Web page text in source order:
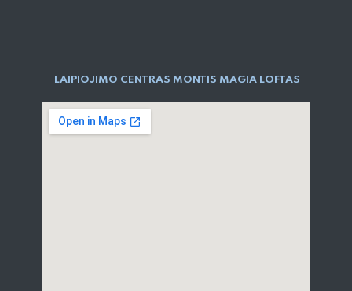
LAIPIOJIMO CENTRAS MONTIS MAGIA LOFTAS